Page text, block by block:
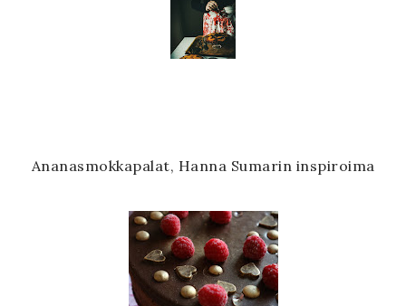
Ananasmokkapalat, Hanna Sumarin inspiroima